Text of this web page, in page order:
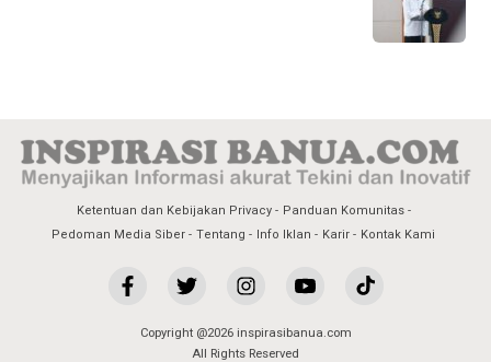
Ketentuan dan Kebijakan Privacy
Panduan Komunitas
Pedoman Media Siber Tentang Info Iklan Karir Kontak Kami
Copyright @2026 inspirasibanua.com
All Rights Reserved